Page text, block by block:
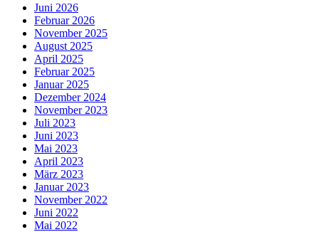
Juni 2026
Februar 2026
November 2025
August 2025
April 2025
Februar 2025
Januar 2025
Dezember 2024
November 2023
Juli 2023
Juni 2023
Mai 2023
April 2023
März 2023
Januar 2023
November 2022
Juni 2022
Mai 2022